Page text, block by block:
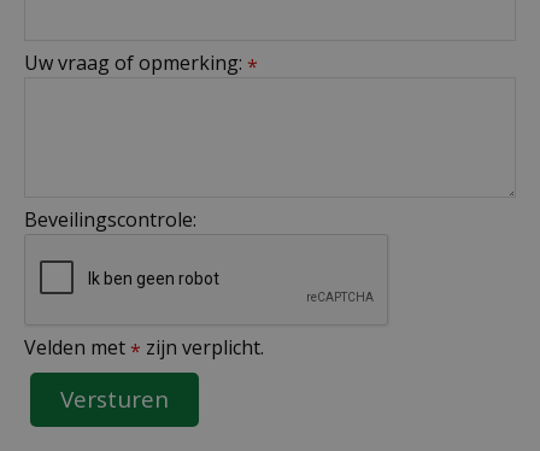
Uw vraag of opmerking: *
Beveilingscontrole:
Velden met * zijn verplicht.